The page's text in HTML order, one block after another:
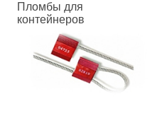
Пломбы для
контейнеров